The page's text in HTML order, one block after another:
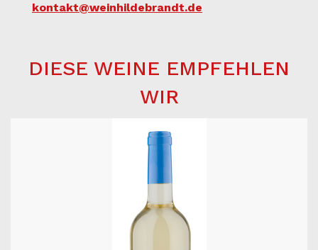
kontakt@weinhildebrandt.de
DIESE WEINE EMPFEHLEN
WIR